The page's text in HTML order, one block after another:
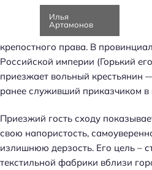
Илья
Артамонов
крепостного права. В
Российской империи (Горький
приезжает вольный крестьянин
ранее служивший приказчиком
Приезжий гость сходу
свою напористость,
излишнюю дерзость. Его цель –
текстильной фабрики вблизи